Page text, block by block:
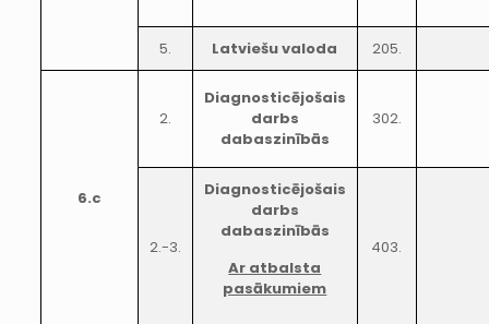
5. Latviešu valoda 205.
6.c
2.
Diagnosticējošais
darbs
dabaszinībās
302.
2.-3.
Diagnosticējošais
darbs
dabaszinībās
Ar atbalsta
pasākumiem
403.